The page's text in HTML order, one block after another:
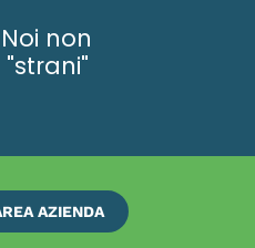
non
AZIENDA
ISCRIVITI